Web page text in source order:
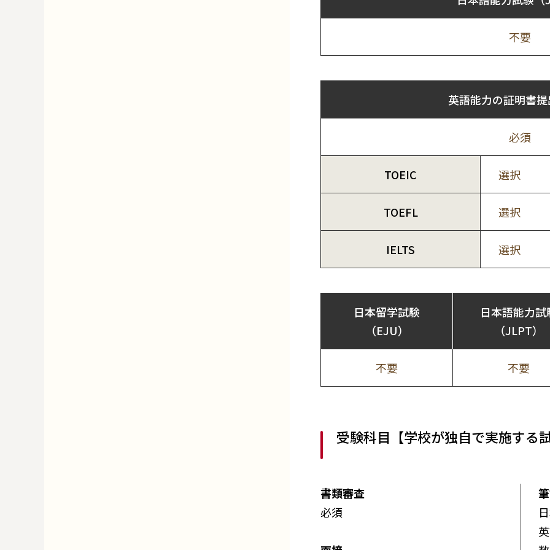
不要
英語能力の証明書
必須
TOEIC 選択
TOEFL 選択
IELTS 選択
日本留学試験
（EJU）
日本語能力試
（JLPT）
不要 不要
受験科目【学校が独自で実施する
書類審査
必須